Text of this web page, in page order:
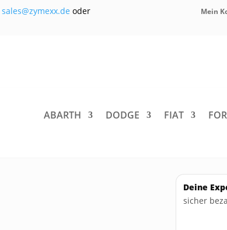
sales@zymexx.de oder
Mein
ABARTH DODGE FIAT
Deine
sicher